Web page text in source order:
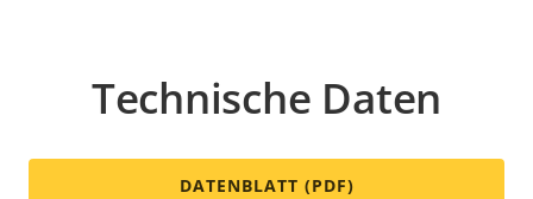
Technische Daten
DATENBLATT (PDF)